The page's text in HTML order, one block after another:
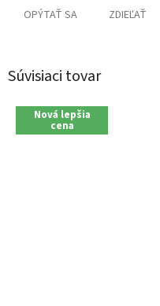
OPÝTAŤ SA ZDIEĽAŤ
Súvisiaci tovar
Nová lepšia
cena